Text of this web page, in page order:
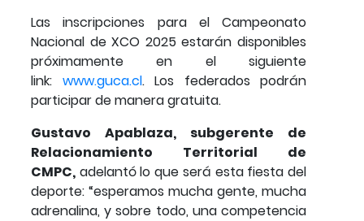
Las inscripciones para el Campeonato
Nacional de XCO 2025 estarán disponibles
próximamente en el siguiente
link: www.guca.cl. Los federados podrán
participar de manera gratuita.
Gustavo Apablaza, subgerente de
Relacionamiento Territorial de
CMPC, adelantó lo que será esta fiesta del
deporte: “esperamos mucha gente, mucha
adrenalina, y sobre todo, una competencia